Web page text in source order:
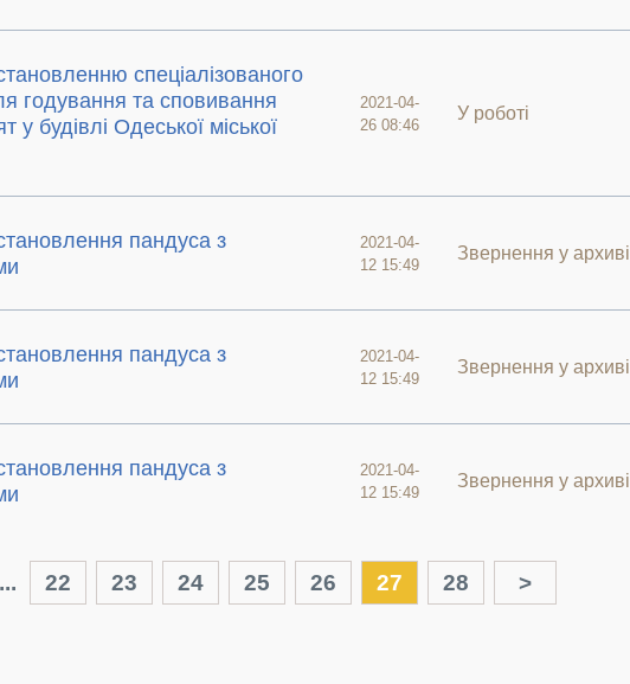
спеціалізованого
годування та сповивання
у будівлі Одеської міської
2021-04-
26 08:46
У роботі
пандуса з
2021-04-
12 15:49
Звернення у архиві
пандуса з
2021-04-
12 15:49
Звернення у архиві
пандуса з
2021-04-
12 15:49
Звернення у архиві
... 22 23 24 25 26 27 28 >